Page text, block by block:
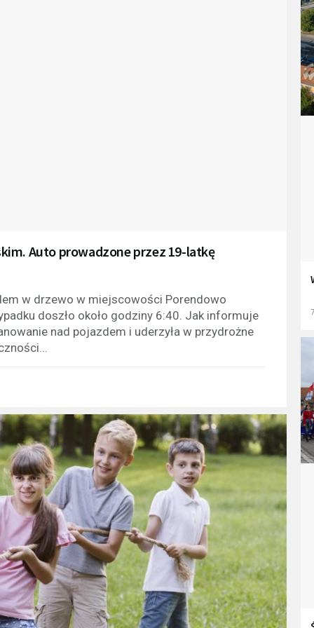
Auto prowadzone przez 19-latkę
w drzewo w miejscowości Porendowo
doszło około godziny 6:40. Jak informuje
nad pojazdem i uderzyła w przydrożne